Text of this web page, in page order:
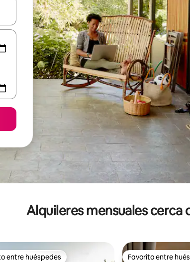
las teclas de flecha hacia arriba y hacia abajo o
Alquileres mensuales cerca
entre huéspedes Favorito entre